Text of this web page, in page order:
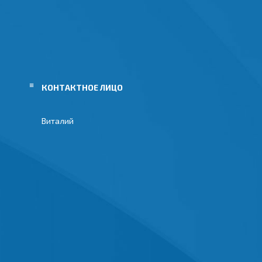
Виталий